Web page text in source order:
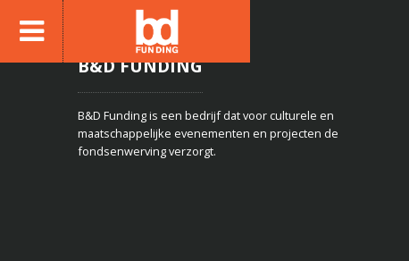
B&D FUNDING
B&D Funding is een bedrijf dat voor culturele en
maatschappelijke evenementen en projecten de
fondsenwerving verzorgt.